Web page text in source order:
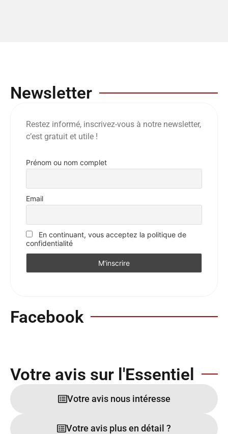
Newsletter
Restez informé, inscrivez-vous à notre newsletter,
c’est gratuit et utile !
Prénom ou nom complet
Email
En continuant, vous acceptez la politique de
confidentialité
Facebook
Votre avis sur l'Essentiel
Votre avis nous intéresse
Votre avis plus en détail ?